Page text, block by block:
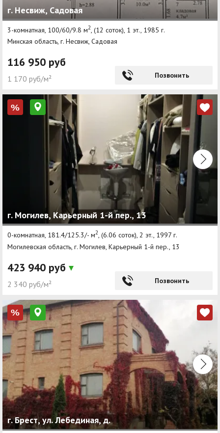
г. Несвиж, Садовая
3-комнатная, 100/60/9.8 м2 , (12 соток), 1 эт., 1985 г.
Минская область, г. Несвиж, Садовая
116 950 руб
1 170 руб/м² Позвонить
%
г. Могилев, Карьерный 1-й пер., 13
0-комнатная, 181.4/125.3/- м2, (6.06 соток), 2 эт., 1997 г.
Могилевская область, г. Могилев, Карьерный 1-й пер., 13
423 940 руб
2 340 руб/м² Позвонить
%
г. Брест, ул. Лебединая, д.